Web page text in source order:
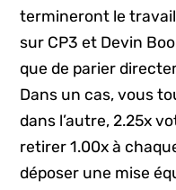
termineront le
sur CP3 et Devin
que de parier
Dans un cas, vous
dans l’autre, 2.25x
retirer 1.00x à
déposer une mise